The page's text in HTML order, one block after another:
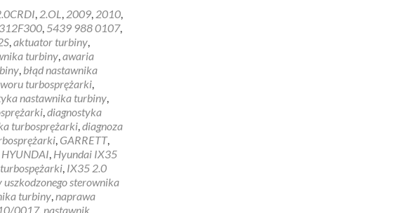
, 2.OL, 2009, 2010,
, 5439 988 0107,
,aktuator turbiny,
turbiny,awaria
, błąd nastawnika
turbosprężarki,
nastawnika turbiny,
,diagnostyka
turbosprężarki,diagnoza
, GARRETT,
HYUNDAI, Hyundai IX35
, IX35 2.0
uszkodzonego sterownika
turbiny,naprawa
0017,nastawnik